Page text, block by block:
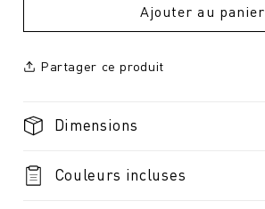
Ajouter au panier
Partager ce produit
Dimensions
Couleurs incluses